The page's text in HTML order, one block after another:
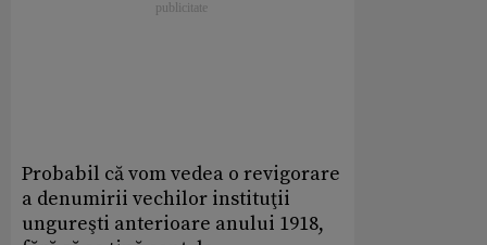
Probabil că vom vedea o revigorare
a denumirii vechilor instituţii
ungureşti anterioare anului 1918,